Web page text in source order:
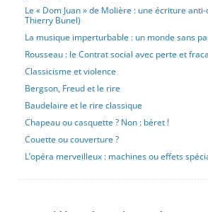
Le « Dom Juan » de Molière : une écriture
Thierry Bunel)
La musique imperturbable : un monde sans
Rousseau : le Contrat social avec perte et
Classicisme et violence
Bergson, Freud et le rire
Baudelaire et le rire classique
Chapeau ou casquette ? Non : béret !
Couette ou couverture ?
L’opéra merveilleux : machines ou effets